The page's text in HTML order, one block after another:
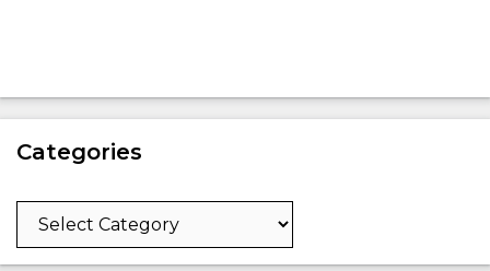
Categories
Categories